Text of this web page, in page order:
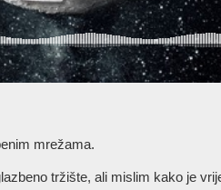
mrežama.
tržište, ali mislim kako je